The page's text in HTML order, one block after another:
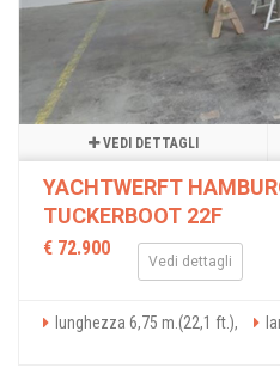
VEDI DETTAGLI
YACHTWERFT
TUCKERBOOT 22F
€ 72.900
Vedi dettagli
lunghezza 6,75 m.(22,1 ft.),